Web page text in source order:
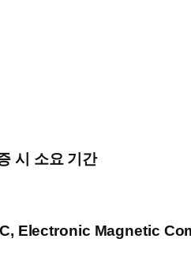
시 소요 기간
Electronic Magnetic